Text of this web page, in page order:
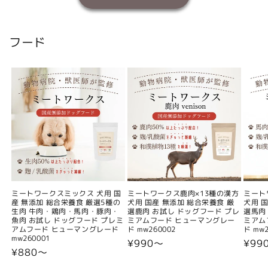
フード
ミートワークスミックス 犬用 国
産 無添加 総合栄養食 厳選5種の
生肉 牛肉・鶏肉・馬肉・豚肉・
魚肉 お試し ドッグフード プレミ
アムフード ヒューマングレード
mw260001
通
¥880〜
ミートワークス鹿肉×13種の漢方
犬用 国産 無添加 総合栄養食 厳
選鹿肉 お試し ドッグフード プレ
ミアムフード ヒューマングレー
ド mw260002
通
¥990〜
ミー
犬用
選馬
ミア
ド
通